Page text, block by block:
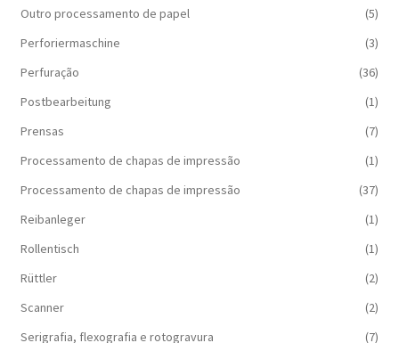
Outro processamento de papel
(5)
Perforiermaschine
(3)
Perfuração
(36)
Postbearbeitung
(1)
Prensas
(7)
Processamento de chapas de impressão
(1)
Processamento de chapas de impressão
(37)
Reibanleger
(1)
Rollentisch
(1)
Rüttler
(2)
Scanner
(2)
Serigrafia, flexografia e rotogravura
(7)